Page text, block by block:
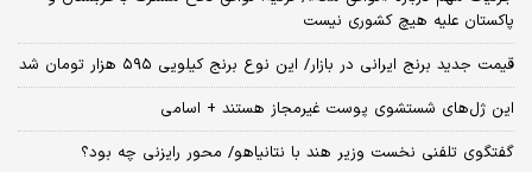
پاکستان علیه هیچ کشوری نیست
قیمت جدید برنج ایرانی در بازار/ این نوع برنج کیلویی ۵۹۵ هزار تومان شد
این ژل‌های شستشوی پوست غیرمجاز هستند + اسامی
گفتگوی تلفنی نخست وزیر هند با نتانیاهو/ محور رایزنی چه بود؟